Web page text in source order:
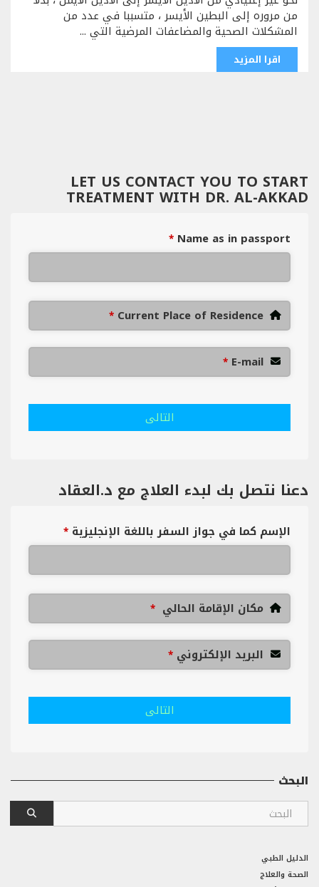
من مروره إلى البطين الأيسر ، متسببا في عدد من
المشكلات الصحية والمضاعفات المرضية التي ...
اقرا المزيد
LET US CONTACT YOU TO START
TREATMENT WITH DR. AL-AKKAD
Name as in passport
*
Current Place of Residence
*
E-mail
*
التالى
دعنا نتصل بك لبدء العلاج مع د.العقاد
الإسم كما في جواز السفر باللغة الإنجليزية *
مكان الإقامة الحالي *
البريد الإلكتروني *
التالى
البحث
الدليل الطبي
الصحة والعلاج